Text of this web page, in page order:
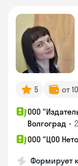
5 от
ООО
Волгоград •
ООО "ЦОО
Формирует